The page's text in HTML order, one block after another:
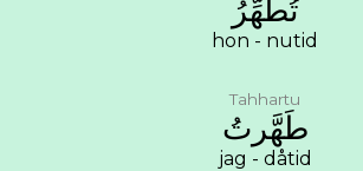
ﺗُﻄَﻬِّﺮُ
hon - nutid
Tahhartu
ﻃَﻬَّﺮﺕُ
jag - dåtid